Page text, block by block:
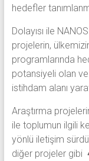
hedefler
Dolayısı ile
projelerin,
programlarında
potansiyeli olan
istihdam alanı
Araştırma
ile toplumun ilgili
yönlü iletişim
diğer projeler gibi